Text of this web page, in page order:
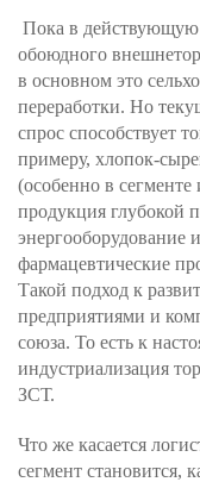
Пока в действующую
обоюдного
в основном это
переработки. Но
спрос способствует
примеру, хлопок-
(особенно в
продукция глубокой
энергооборудование
фармацевтические
Такой подход к
предприятиями и
союза. То есть к
индустриализация
ЗСТ.
Что же касается
сегмент становится,